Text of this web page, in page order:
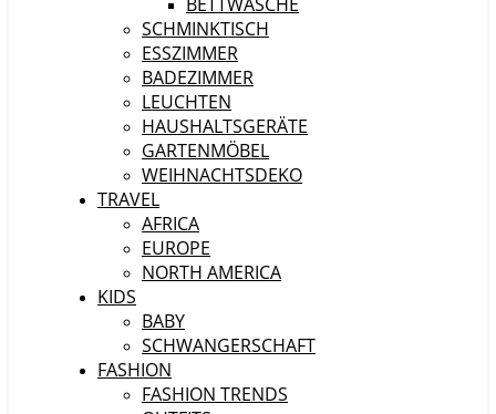
SCHMINKTISCH
ESSZIMMER
BADEZIMMER
LEUCHTEN
HAUSHALTSGERÄTE
GARTENMÖBEL
WEIHNACHTSDEKO
TRAVEL
AFRICA
EUROPE
NORTH AMERICA
KIDS
BABY
SCHWANGERSCHAFT
FASHION
FASHION TRENDS